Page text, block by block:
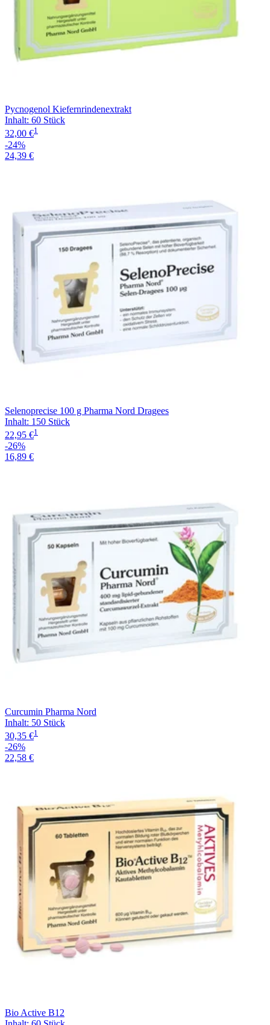
Pycnogenol Kiefernrindenextrakt
Inhalt: 60 Stück
32,00 €1
-24%
24,39 €
Selenoprecise 100 g Pharma Nord Dragees
Inhalt: 150 Stück
22,95 €1
-26%
16,89 €
Curcumin Pharma Nord
Inhalt: 50 Stück
30,35 €1
-26%
22,58 €
Bio Active B12